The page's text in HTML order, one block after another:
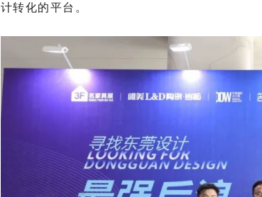
计转化的平台。